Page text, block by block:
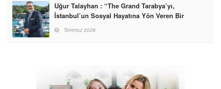
Uğur Talayhan : “The Grand Tarabya’yı,
İstanbul’un Sosyal Hayatına Yön Veren Bir
Destinasyon Haline Getirmeyi Hedefliyorum”
Temmuz 2026